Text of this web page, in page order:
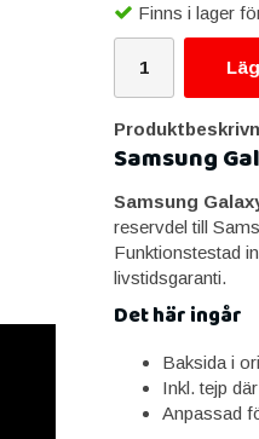
Finns i lager
Samsung
Samsung
reservdel till
Funktionstestad
livstidsgaranti.
Det här ingår
Baksida i
Inkl. tejp
Anpassad